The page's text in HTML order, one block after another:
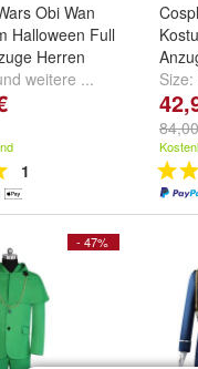
Obi Wan
Halloween Full
Herren
weitere ...
1
Size:
- 47%